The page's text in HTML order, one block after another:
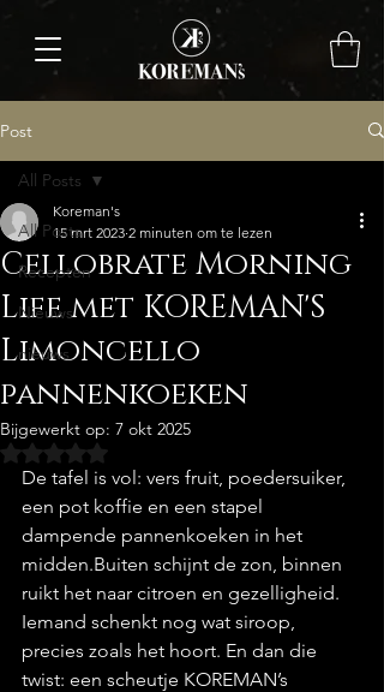
Post
All Posts
Recepten
Nieuws
nieuws
All Posts
Cellobrate Morning
Life met KOREMAN'S
Limoncello
pannenkoeken
Koreman's
15 mrt 2023 2 minuten om te lezen
Bijgewerkt op: 7 okt 2025
Beoordeeld met NaN uit 5 sterren.
De tafel is vol: vers fruit, poedersuiker,
een pot koffie en een stapel
dampende pannenkoeken in het
midden.Buiten schijnt de zon, binnen
ruikt het naar citroen en gezelligheid.
Iemand schenkt nog wat siroop,
precies zoals het hoort. En dan die
twist: een scheutje KOREMAN’s